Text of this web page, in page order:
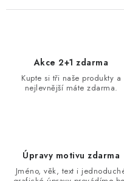
Akce 2+1 zdarma
Kupte si tři naše produkty a
nejlevnější máte zdarma.
Úpravy motivu zdarma
Jméno, věk, text i